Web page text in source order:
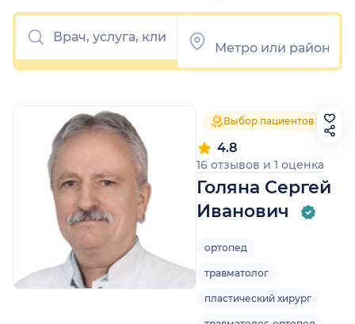
Выбор пациентов 2025
Голяна Сергей
Иванович
4.8
16 отзывов и 1 оценка
ортопед
травматолог
пластический хирург